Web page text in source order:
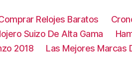
Relojes Baratos
Suizo De Alta Gama
2018
Las Mejores Marcas